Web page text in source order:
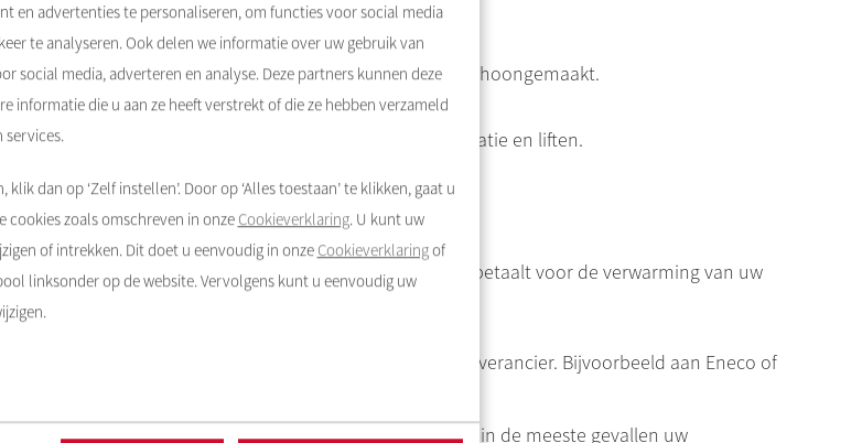
en advertenties te personaliseren, om functies voor social media
te analyseren. Ook delen we informatie over uw gebruik van
social media, adverteren en analyse. Deze partners kunnen deze
informatie die u aan ze heeft verstrekt of die ze hebben verzameld
services.
dan op ‘Zelf instellen’. Door op ‘Alles toestaan’ te klikken, gaat u
cookies zoals omschreven in onze Cookieverklaring. U kunt uw
of intrekken. Dit doet u eenvoudig in onze Cookieverklaringof
linksonder op de website. Vervolgens kunt u eenvoudig uw
dan wordt hier op vaste momenten schoongemaakt.
complex, bijvoorbeeld verlichting, mechanische ventilatie en liften.
door een wijkbeheerder of huismeester.
onder de servicekosten.Warmtekostenzijn kosten die u betaalt voor de verwarming van uw
water, gas en elektriciteit aan uw persoonlijk gekozen leverancier. Bijvoorbeeld aan Eneco of
stadsverwarming of blokverwarming? Dan isRochdale
in de meeste gevallen uw